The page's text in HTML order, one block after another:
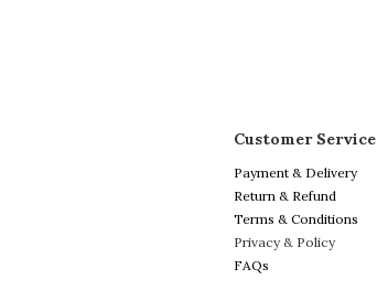
Customer Service
Payment & Delivery
Return & Refund
Terms & Conditions
Privacy & Policy
FAQs